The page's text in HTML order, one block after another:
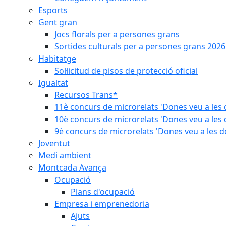
Esports
Gent gran
Jocs florals per a persones grans
Sortides culturals per a persones grans 2026
Habitatge
Sol·licitud de pisos de protecció oficial
Igualtat
Recursos Trans*
11è concurs de microrelats 'Dones veu a les
10è concurs de microrelats 'Dones veu a les
9è concurs de microrelats 'Dones veu a les
Joventut
Medi ambient
Montcada Avança
Ocupació
Plans d'ocupació
Empresa i emprenedoria
Ajuts